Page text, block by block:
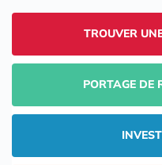
TROUVER
PORTAGE DE